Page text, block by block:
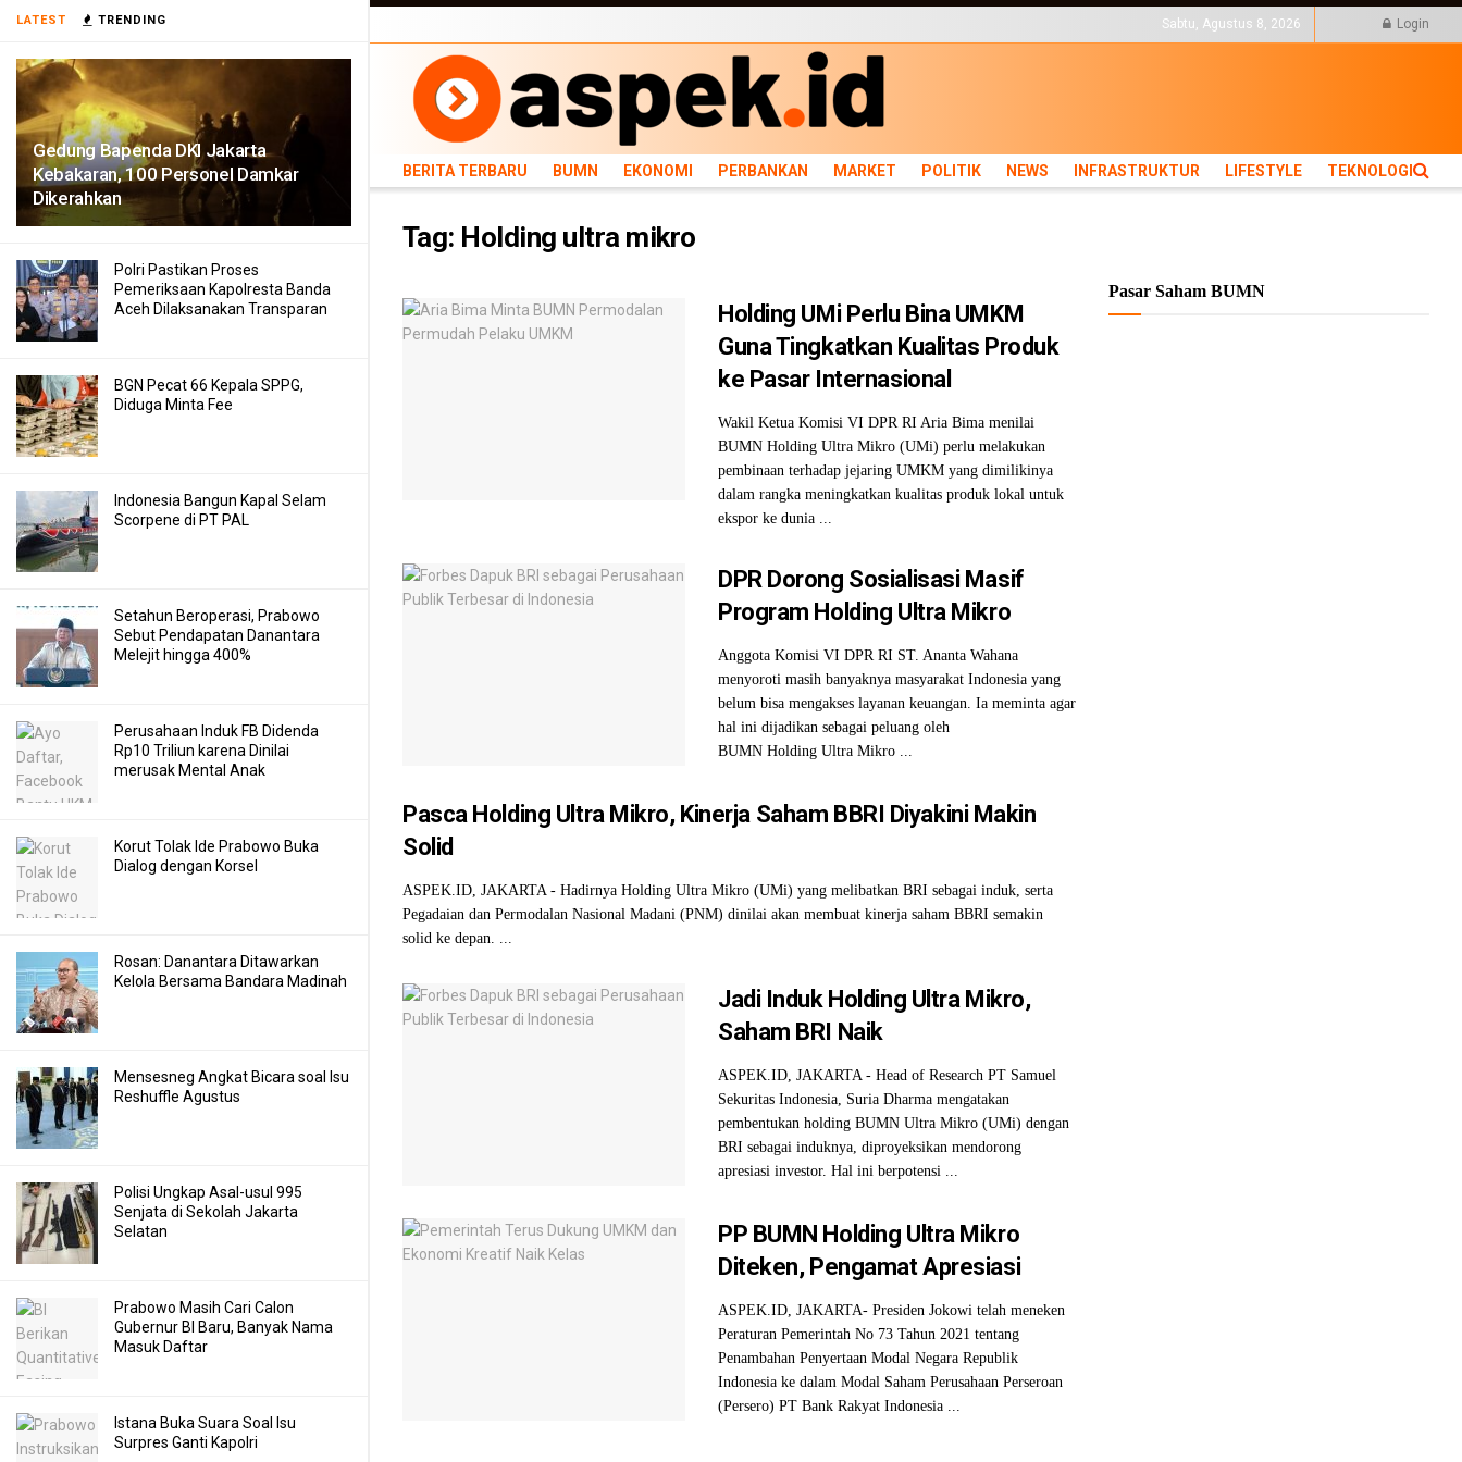
LATEST TRENDING
Gedung Bapenda DKI Jakarta
Kebakaran, 100 Personel Damkar
Dikerahkan
Polri Pastikan Proses
Pemeriksaan Kapolresta Banda
Aceh Dilaksanakan Transparan
BGN Pecat 66 Kepala SPPG,
Diduga Minta Fee
Indonesia Bangun Kapal Selam
Scorpene di PT PAL
Setahun Beroperasi, Prabowo
Sebut Pendapatan Danantara
Melejit hingga 400%
Perusahaan Induk FB Didenda
Rp10 Triliun karena Dinilai
merusak Mental Anak
Korut Tolak Ide Prabowo Buka
Dialog dengan Korsel
Rosan: Danantara Ditawarkan
Kelola Bersama Bandara Madinah
Mensesneg Angkat Bicara soal Isu
Reshuffle Agustus
Polisi Ungkap Asal-usul 995
Senjata di Sekolah Jakarta
Selatan
Prabowo Masih Cari Calon
Gubernur BI Baru, Banyak Nama
Masuk Daftar
Istana Buka Suara Soal Isu
Surpres Ganti Kapolri
Sabtu, Agustus 8, 2026 Login
BERITA TERBARU BUMN EKONOMI PERBANKAN MARKET POLITIK NEWS INFRASTRUKTUR LIFESTYLE TEKNOLOGI
Tag: Holding ultra mikro
Holding UMi Perlu Bina UMKM
Guna Tingkatkan Kualitas Produk
ke Pasar Internasional
Wakil Ketua Komisi VI DPR RI Aria Bima menilai
BUMN Holding Ultra Mikro (UMi) perlu melakukan
pembinaan terhadap jejaring UMKM yang dimilikinya
dalam rangka meningkatkan kualitas produk lokal untuk
ekspor ke dunia ...
DPR Dorong Sosialisasi Masif
Program Holding Ultra Mikro
Anggota Komisi VI DPR RI ST. Ananta Wahana
menyoroti masih banyaknya masyarakat Indonesia yang
belum bisa mengakses layanan keuangan. Ia meminta agar
hal ini dijadikan sebagai peluang oleh
BUMN Holding Ultra Mikro ...
Pasca Holding Ultra Mikro, Kinerja Saham BBRI Diyakini Makin
Solid
ASPEK.ID, JAKARTA - Hadirnya Holding Ultra Mikro (UMi) yang melibatkan BRI sebagai induk, serta
Pegadaian dan Permodalan Nasional Madani (PNM) dinilai akan membuat kinerja saham BBRI semakin
solid ke depan. ...
Jadi Induk Holding Ultra Mikro,
Saham BRI Naik
ASPEK.ID, JAKARTA - Head of Research PT Samuel
Sekuritas Indonesia, Suria Dharma mengatakan
pembentukan holding BUMN Ultra Mikro (UMi) dengan
BRI sebagai induknya, diproyeksikan mendorong
apresiasi investor. Hal ini berpotensi ...
PP BUMN Holding Ultra Mikro
Diteken, Pengamat Apresiasi
ASPEK.ID, JAKARTA- Presiden Jokowi telah meneken
Peraturan Pemerintah No 73 Tahun 2021 tentang
Penambahan Penyertaan Modal Negara Republik
Indonesia ke dalam Modal Saham Perusahaan Perseroan
(Persero) PT Bank Rakyat Indonesia ...
Pasar Saham BUMN